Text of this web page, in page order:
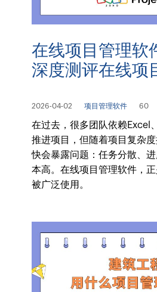
在线项目管理软
深度测评在线项
2026-04-02 项目管理软件 60
在过去，很多团队依赖Excel
推进项目，但随着项目复杂
快会暴露问题：任务分散、
本高。在线项目管理软件，
被广泛使用。